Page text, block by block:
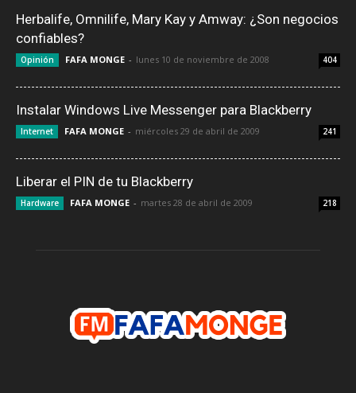
Herbalife, Omnilife, Mary Kay y Amway: ¿Son negocios
confiables?
Opinión FAFA MONGE - lunes 10 de noviembre de 2008 404
Instalar Windows Live Messenger para Blackberry
Internet FAFA MONGE - miércoles 29 de abril de 2009 241
Liberar el PIN de tu Blackberry
Hardware FAFA MONGE - martes 28 de abril de 2009 218